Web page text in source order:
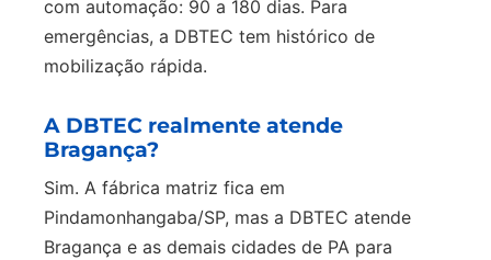
com automação: 90 a 180 dias. Para
emergências, a DBTEC tem histórico de
mobilização rápida.
A DBTEC realmente atende
Bragança?
Sim. A fábrica matriz fica em
Pindamonhangaba/SP, mas a DBTEC atende
Bragança e as demais cidades de PA para